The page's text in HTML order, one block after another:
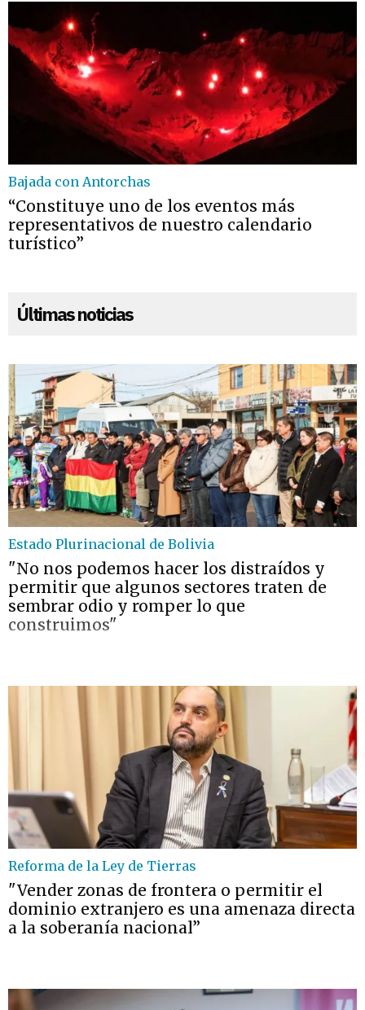
Bajada con Antorchas
“Constituye uno de los eventos más
representativos de nuestro calendario
turístico”
Últimas noticias
Estado Plurinacional de Bolivia
"No nos podemos hacer los distraídos y
permitir que algunos sectores traten de
sembrar odio y romper lo que
construimos"
Reforma de la Ley de Tierras
"Vender zonas de frontera o permitir el
dominio extranjero es una amenaza directa
a la soberanía nacional”